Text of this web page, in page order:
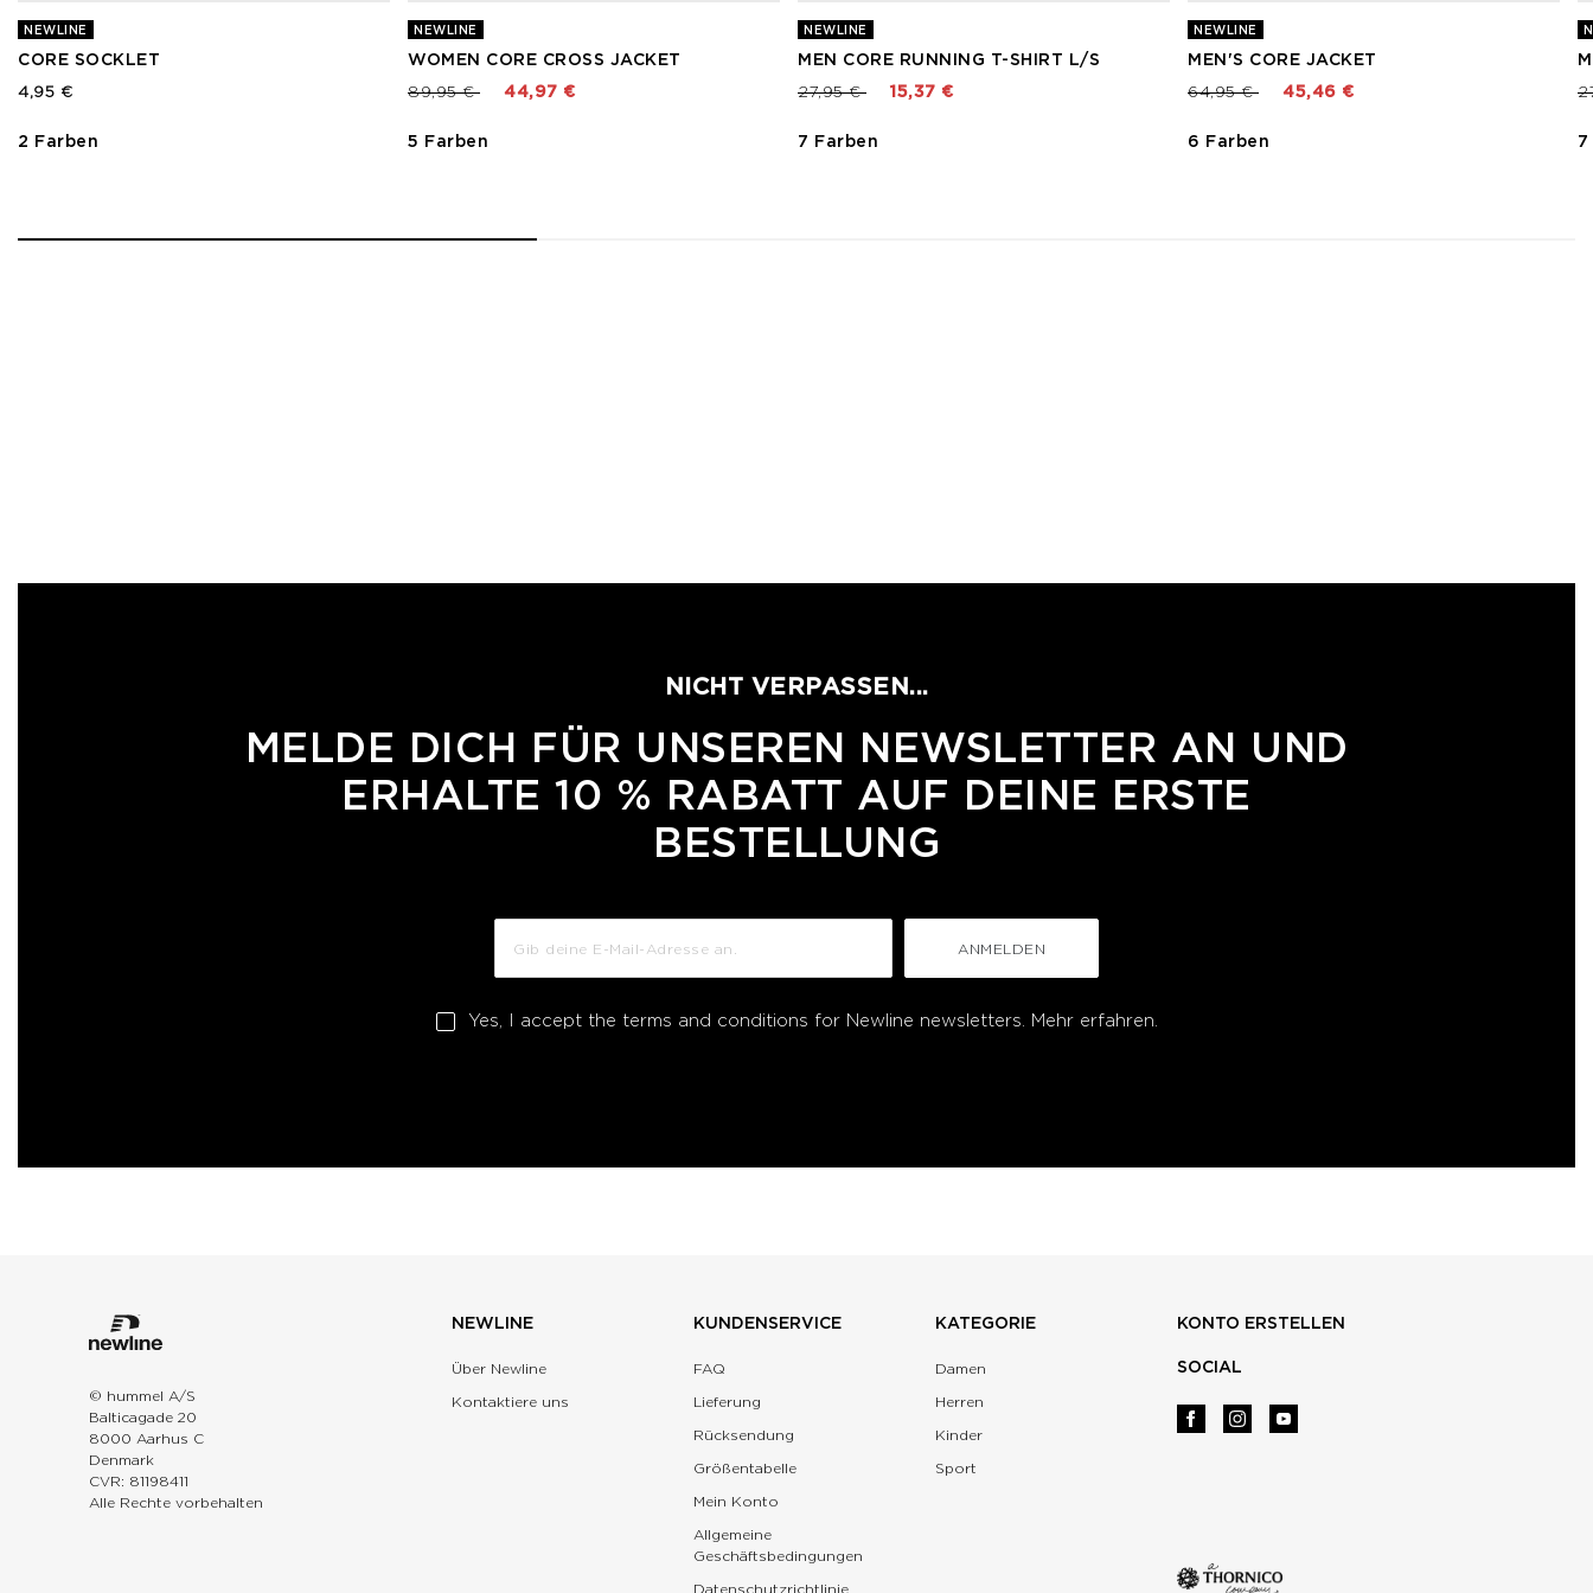
NEWLINE
CORE SOCKLET
4,95 €
2 Farben
NEWLINE
WOMEN CORE CROSS JACKET
Preis reduziert von
89,95 €bis 44,97 €
5 Farben
NEWLINE
MEN CORE RUNNING T-SHIRT L/S
Preis reduziert von
27,95 €bis 15,37 €
7 Farben
NEWLINE
MEN'S CORE JACKET
Preis reduziert von
64,95 €bis 45,46 €
6 Farben 7
NICHT VERPASSEN...
MELDE DICH FÜR UNSEREN NEWSLETTER AN UND
ERHALTE 10 % RABATT AUF DEINE ERSTE
BESTELLUNG
ANMELDEN
Yes, I accept the terms and conditions for Newline newsletters. Mehr erfahren.
© hummel A/S
Balticagade 20
8000 Aarhus C
Denmark
CVR: 81198411
Alle Rechte vorbehalten
NEWLINE
Über Newline
Kontaktiere uns
KUNDENSERVICE
FAQ
Lieferung
Rücksendung
Größentabelle
Mein Konto
Allgemeine
Geschäftsbedingungen
Datenschutzrichtlinie
KATEGORIE
Damen
Herren
Kinder
Sport
KONTO ERSTELLEN
SOCIAL